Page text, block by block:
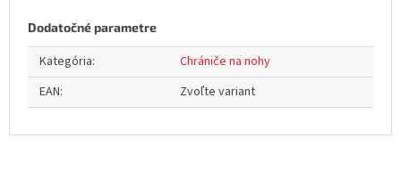
Dodatočné parametre
Kategória:
Chrániče na nohy
EAN: Zvoľte variant